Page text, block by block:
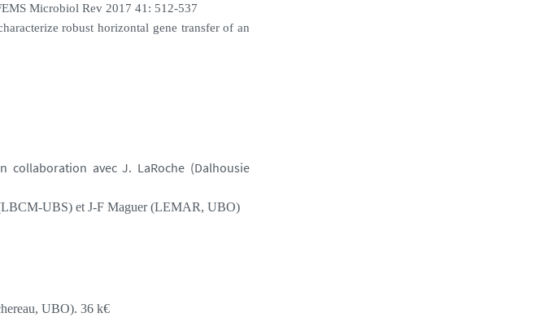
Microbiol Rev 2017 41: 512-537
robust horizontal gene transfer of an
collaboration avec J. LaRoche (Dalhousie
UBS) et J-F Maguer (LEMAR, UBO)
UBO). 36 k€